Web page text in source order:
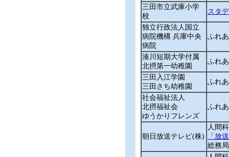
三田市立武庫小学
校
スタ
独立行政法人国立
病院機構 兵庫中央
病院
ふれ
湊川短期大学付属
北摂第一幼稚園
ふれ
三田入江学園
三田さち幼稚園
ふれ
社会福祉法人
北摂福祉会
ゆうかりフレンズ
ふれ
朝日放送テレビ(株)
人間
「放
総務